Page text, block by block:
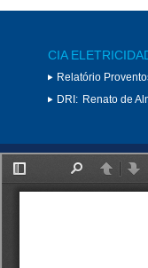
CIA
Relatório
DRI: Renato de